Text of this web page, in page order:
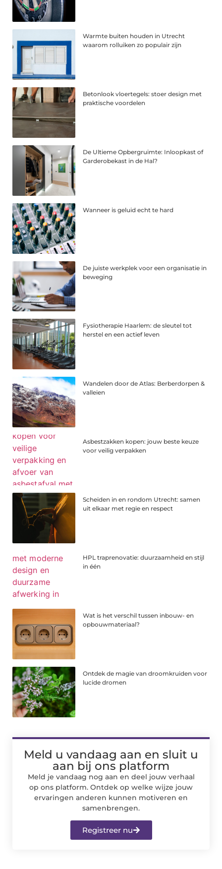
Warmte buiten houden in Utrecht
waarom rolluiken zo populair zijn
Betonlook vloertegels: stoer design met
praktische voordelen
De Ultieme Opbergruimte: Inloopkast of
Garderobekast in de Hal?
Wanneer is geluid echt te hard
De juiste werkplek voor een organisatie in
beweging
Fysiotherapie Haarlem: de sleutel tot
herstel en een actief leven
Wandelen door de Atlas: Berberdorpen &
valleien
Asbestzakken kopen: jouw beste keuze
voor veilig verpakken
Scheiden in en rondom Utrecht: samen
uit elkaar met regie en respect
HPL traprenovatie: duurzaamheid en stijl
in één
Wat is het verschil tussen inbouw- en
opbouwmateriaal?
Ontdek de magie van droomkruiden voor
lucide dromen
Meld u vandaag aan en sluit u
aan bij ons platform
Meld je vandaag nog aan en deel jouw verhaal
op ons platform. Ontdek op welke wijze jouw
ervaringen anderen kunnen motiveren en
samenbrengen.
Registreer nu